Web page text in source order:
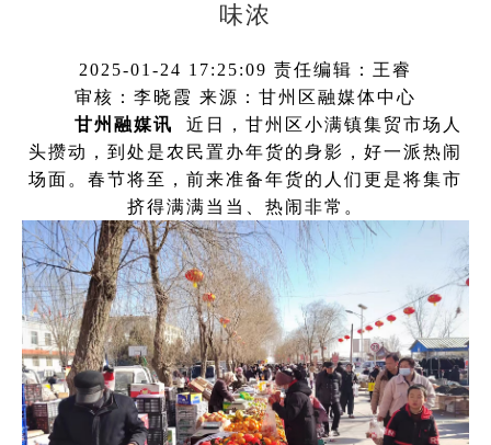
味浓
2025-01-24 17:25:09 责任编辑：王睿
审核：李晓霞 来源：甘州区融媒体中心
甘州融媒讯
近日，甘州区小满镇集贸市场人
头攒动，到处是农民置办年货的身影，好一派热闹
场面。春节将至，前来准备年货的人们更是将集市
挤得满满当当、热闹非常。